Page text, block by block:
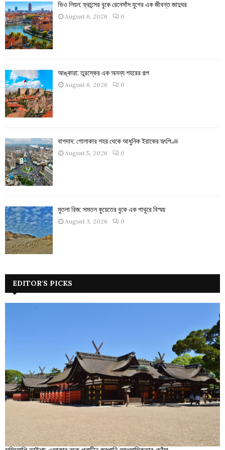
ভিও লিয়ন: ফ্রান্সের বুকে রেনেসাঁস যুগের এক জীবন্ত জাদুঘর
August 6, 2026 0
আঙ্কারা: তুরস্কের এক অনন্য শহরের গল্প
August 6, 2026 0
বাগদাদ: গোলাকার শহর থেকে আধুনিক ইরাকের হৃৎপিণ্ড
August 5, 2026 0
মুতলা রিজ: সমতল কুয়েতের বুকে এক পাথুরে বিস্ময়
August 3, 2026 0
EDITOR'S PICKS